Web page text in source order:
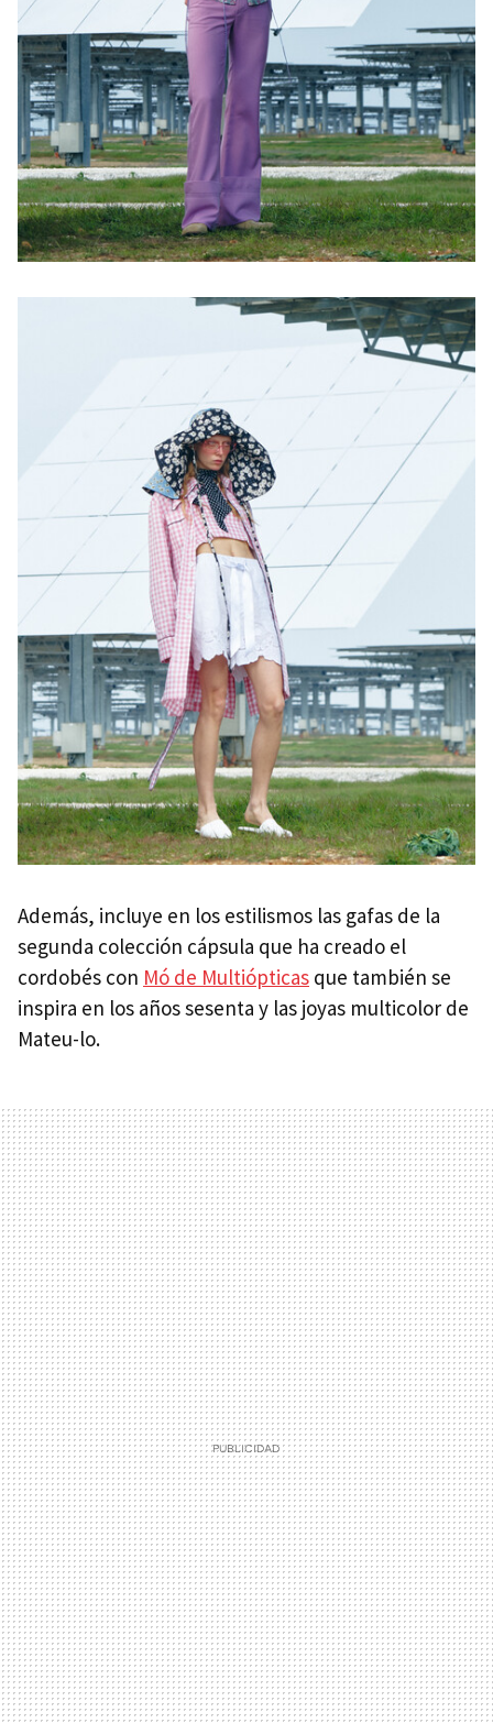
Además, incluye en los estilismos las gafas de la
segunda colección cápsula que ha creado el
cordobés con Mó de Multiópticas que también se
inspira en los años sesenta y las joyas multicolor de
Mateu-lo.